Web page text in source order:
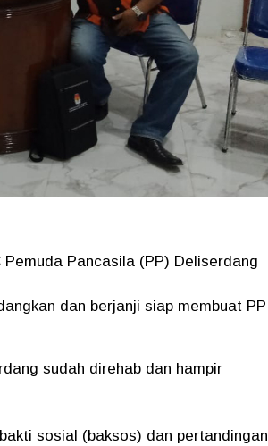
Pemuda Pancasila (PP) Deliserdang
dan berjanji siap membuat PP
sudah direhab dan hampir
sosial (baksos) dan pertandingan